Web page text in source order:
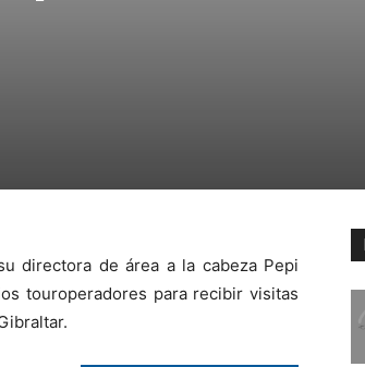
directora de área a la cabeza Pepi
touroperadores para recibir visitas